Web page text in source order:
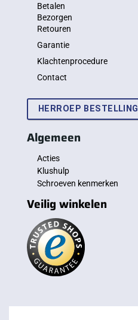
Betalen
Bezorgen
Retouren
Garantie
Klachtenprocedure
Contact
HERROEP BESTELLING
Algemeen
Acties
Klushulp
Schroeven kenmerken
Veilig winkelen